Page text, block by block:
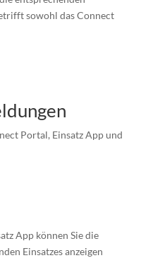
sowohl das Connect
Portal, Einsatz App und
App können Sie die
Einsatzes anzeigen